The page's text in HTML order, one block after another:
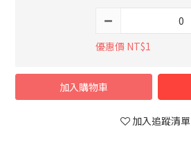
優惠價 NT$1
加入購物車
加入追蹤清單